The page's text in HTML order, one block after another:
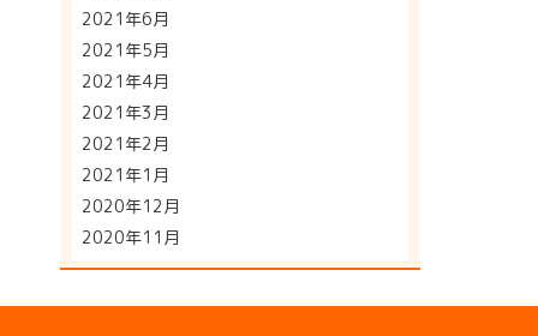
2021年6月
2021年5月
2021年4月
2021年3月
2021年2月
2021年1月
2020年12月
2020年11月